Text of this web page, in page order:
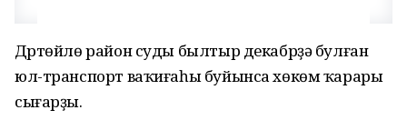
Дүртөйлө район суды былтыр декабрҙә булған
юл-транспорт ваҡиғаһы буйынса хөкөм ҡарары
сығарҙы.